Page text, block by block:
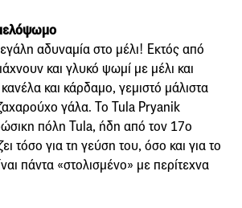
αδυναμία στο μέλι! Εκτός από
και γλυκό ψωμί με μέλι και
και κάρδαμο, γεμιστό μάλιστα
γάλα. Το Tula Pryanik
πόλη Tula, ήδη από τον 17ο
τόσο για τη γεύση του, όσο και για το
πάντα «στολισμένο» με περίτεχνα